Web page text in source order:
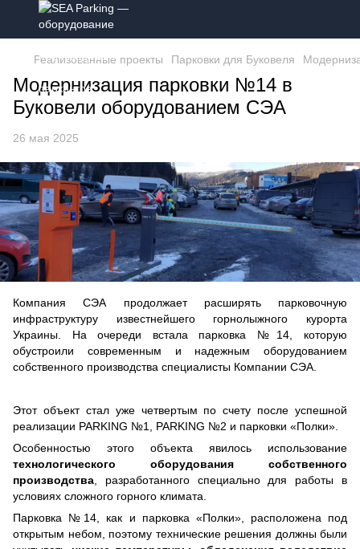
Реализованные проекты Парковки для Буковеля
Модернизация парковки №14 в
Буковели оборудованием СЭА
26 мая 2025
Компания СЭА продолжает расширять парковочную
инфраструктуру известнейшего горнолыжного курорта
Украины. На очереди встала парковка №14, которую
обустроили современным и надежным оборудованием
собственного производства специалисты Компании СЭА.
Этот объект стал уже четвертым по счету после успешной
реализации PARKING №1, PARKING №2 и парковки «Полки».
Особенностью этого объекта явилось использование
технологического оборудования собственного
производства, разработанного специально для работы в
условиях сложного горного климата.
Парковка №14, как и парковка «Полки», расположена под
открытым небом, поэтому технические решения должны были